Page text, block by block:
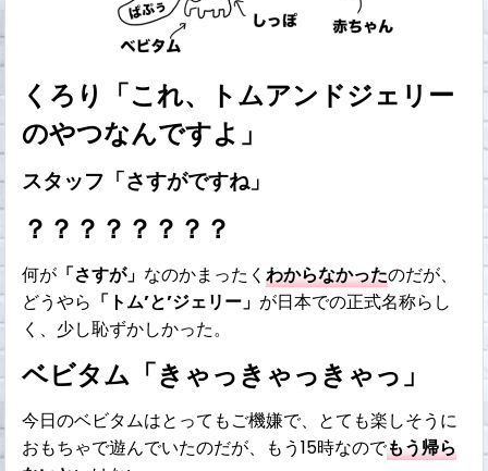
くろり「これ、トムアンドジェリー
のやつなんですよ」
スタッフ「さすがですね」
？？？？？？？？
何が 「さすが」 なのかまったくわからなかったのだが、
どうやら 「トム’と’ジェリー」が日本での正式名称らし
く、少し恥ずかしかった。
ベビタム「きゃっきゃっきゃっ」
今日のベビタムはとってもご機嫌で、とても楽しそうに
おもちゃで遊んでいたのだが、もう15時なのでもう帰ら